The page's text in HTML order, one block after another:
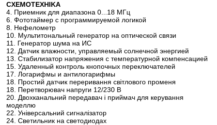
CXEMOTEXHIKA
4. Приемник для диапазона 0...18 МГц
6. Фототаймер с программируемой логикой
8. Нефелометр
10. Мультитональный генератор на оптической связи
11. Генератор шума на ИС
12. Датчик влажности, управляемый солнечной энергией
13. Стабилизатор напряжения с температурной компенсацией
15. Удаленный контроль кнопочных переключателей
17. Логарифмы и антилогарифмы
18. Простий датчик переривання свiтлового променя
18. Перетворювач напруги 12/230 В
20. Двохканальний передавач i приймач для керування
моделлю
22. Унiверсальний сигналiзатор
24. Светильник на светодиодах